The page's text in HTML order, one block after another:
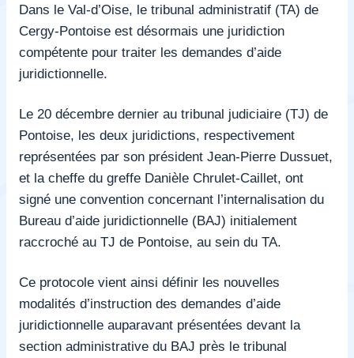
Dans le Val-d’Oise, le tribunal administratif (TA) de
Cergy-Pontoise est désormais une juridiction
compétente pour traiter les demandes d’aide
juridictionnelle.
Le 20 décembre dernier au tribunal judiciaire (TJ) de
Pontoise, les deux juridictions, respectivement
représentées par son président Jean-Pierre Dussuet,
et la cheffe du greffe Danièle Chrulet-Caillet, ont
signé une convention concernant l’internalisation du
Bureau d’aide juridictionnelle (BAJ) initialement
raccroché au TJ de Pontoise, au sein du TA.
Ce protocole vient ainsi définir les nouvelles
modalités d’instruction des demandes d’aide
juridictionnelle auparavant présentées devant la
section administrative du BAJ près le tribunal